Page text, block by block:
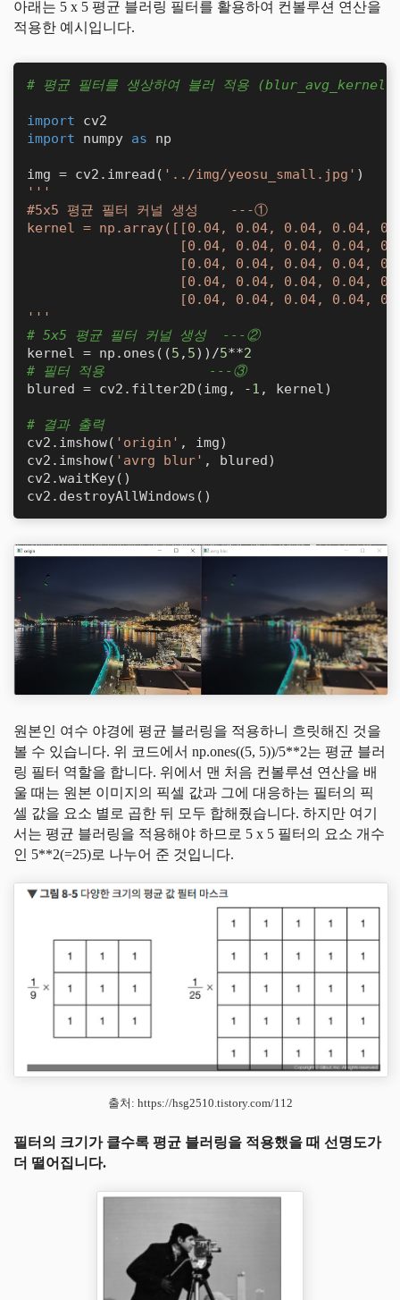
아래는 5 x 5 평균 블러링 필터를 활용하여 컨볼루션 연산을
적용한 예시입니다.
# 평균 필터를 생상하여 블러 적용
import
import numpy as np
img = cv2.imread( '../img/yeosu_small.jpg'
'''
#5x5 평균 필터 커널 생성    ---①
kernel = np.array([[0.04, 0.04, 0.04, 0.04,
[0.04, 0.04, 0.04, 0.04,
[0.04, 0.04, 0.04, 0.04,
[0.04, 0.04, 0.04, 0.04,
[0.04, 0.04, 0.04, 0.04,
'''
# 5x5 평균 필터 커널 생성  ---②
kernel = np.ones((5 , 5))/5**2
# 필터 적용             ---③
blured = cv2.filter2D(img, -1 , kernel)
# 결과 출력
cv2.imshow( 'origin' , img)
cv2.imshow( 'avrg blur' , blured)
cv2.waitKey()
cv2.destroyAllWindows()
원본인 여수 야경에 평균 블러링을 적용하니 흐릿해진 것을
볼 수 있습니다. 위 코드에서 np.ones((5, 5))/5**2는 평균 블러
링 필터 역할을 합니다. 위에서 맨 처음 컨볼루션 연산을 배
울 때는 원본 이미지의 픽셀 값과 그에 대응하는 필터의 픽
셀 값을 요소 별로 곱한 뒤 모두 합해줬습니다. 하지만 여기
서는 평균 블러링을 적용해야 하므로 5 x 5 필터의 요소 개수
인 5**2(=25)로 나누어 준 것입니다.
출처: https://hsg2510.tistory.com/112
필터의 크기가 클수록 평균 블러링을 적용했을 때 선명도가
더 떨어집니다.